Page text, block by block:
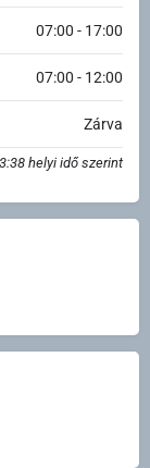
07:00 - 17:00
07:00 - 12:00
Zárva
helyi idő szerint